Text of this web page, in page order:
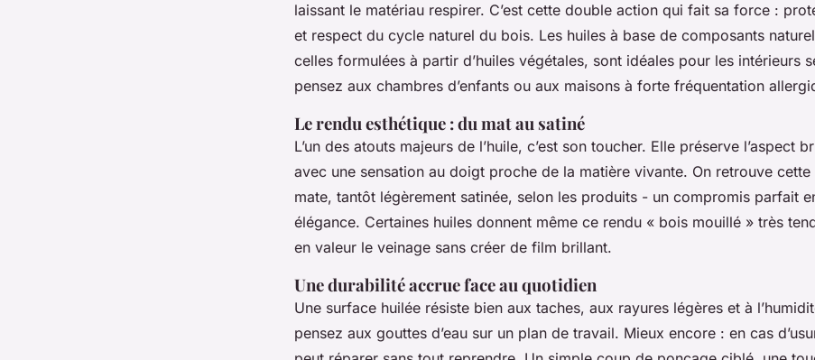
laissant le matériau respirer. C’est cette double action qui fait sa force :
et respect du cycle naturel du bois. Les huiles à base de composants
celles formulées à partir d’huiles végétales, sont idéales pour les intérieurs
pensez aux chambres d’enfants ou aux maisons à forte fréquentation
Le rendu esthétique : du mat au satiné
L’un des atouts majeurs de l’huile, c’est son toucher. Elle préserve l’aspect
avec une sensation au doigt proche de la matière vivante. On retrouve
mate, tantôt légèrement satinée, selon les produits - un compromis parfait
élégance. Certaines huiles donnent même ce rendu « bois mouillé » très
en valeur le veinage sans créer de film brillant.
Une durabilité accrue face au quotidien
Une surface huilée résiste bien aux taches, aux rayures légères et à
pensez aux gouttes d’eau sur un plan de travail. Mieux encore : en cas